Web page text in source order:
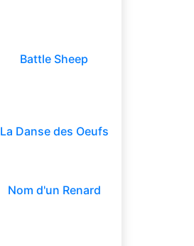
Battle Sheep
La Danse des Oeufs
Nom d'un Renard